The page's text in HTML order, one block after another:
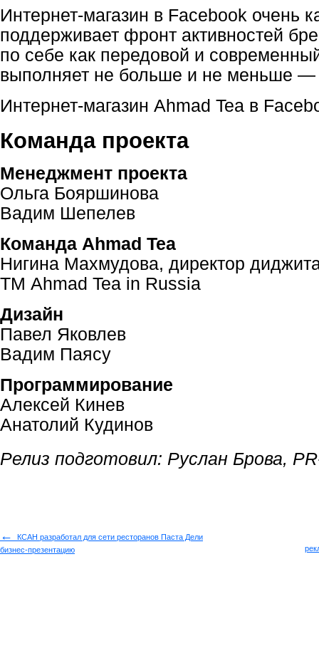
Интернет-магазин в Facebооk очень
поддерживает фронт активностей
по себе как передовой и
выполняет не больше и не меньше
Интернет-магазин Ahmad Tea в
Команда проекта
Менеджмент проекта
Ольга Бояршинова
Вадим Шепелев
Команда Ahmad Tea
Нигина Махмудова, директор
TM Ahmad Tea in Russia
Дизайн
Павел Яковлев
Вадим Паясу
Программирование
Алексей Кинев
Анатолий Кудинов
Релиз подготовил: Руслан Брова,
←
КСАН разработал для сети ресторанов Паста Дели
бизнес-презентацию